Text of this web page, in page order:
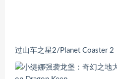
过山车之星2/Planet Coaster 2